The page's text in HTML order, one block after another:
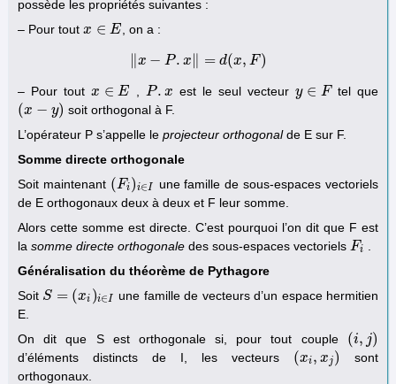
possède les propriétés suivantes :
– Pour tout x ∈ E
x∈E , on a :
∥x − P. x∥ = d(x, F)
‖ x−P .x d( x,F)
– Pour tout x ∈ E
x∈E P. x
P.x est le seul vecteury ∈ F
y∈F tel que
(x − y)
(x− y)
soit orthogonal à F.
L’opérateur P s’appelle le projecteur orthogonalde E sur F.
Somme directe orthogonale
Soit maintenant (Fi)i∈I
(Fi)i∈I
une famille de sous-espaces vectoriels
de E orthogonaux deux à deux et F leur somme.
Alors cette somme est directe. C’est pourquoi l’on dit que F est
la somme directe orthogonale des sous-espaces vectoriels Fi
Fi
Généralisation du théorème de Pythagore
Soit S = (xi )i∈I
S=(x )i∈I
une famille de vecteurs d’un espace hermitien
E.
On dit que S est orthogonale si, pour tout couple (i, j)
(i,j)
d’éléments distincts de I, les vecteurs (xi , xj )
(xi,xj )
sont
orthogonaux.